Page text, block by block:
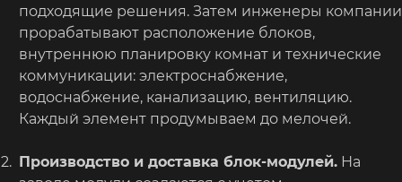
подходящие решения. Затем инженеры компании
прорабатывают расположение блоков,
внутреннюю планировку комнат и технические
коммуникации: электроснабжение,
водоснабжение, канализацию, вентиляцию.
Каждый элемент продумываем до мелочей.
Производство и доставка блок-модулей. На